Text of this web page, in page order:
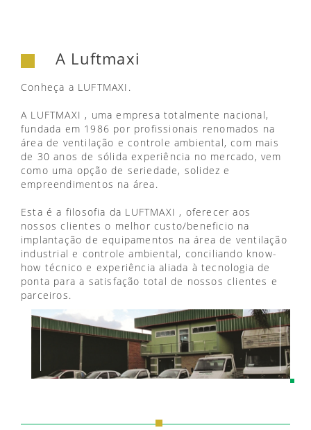
A Luftmaxi
Conheça a LUFTMAXI.
A LUFTMAXI , uma empresa totalmente nacional,
fundada em 1986 por profissionais renomados na
área de ventilação e controle ambiental, com mais
de 30 anos de sólida experiência no mercado, vem
como uma opção de seriedade, solidez e
empreendimentos na área.
Esta é a filosofia da LUFTMAXI , oferecer aos
nossos clientes o melhor custo/beneficio na
implantação de equipamentos na área de ventilação
industrial e controle ambiental, conciliando know-
how técnico e experiência aliada à tecnologia de
ponta para a satisfação total de nossos clientes e
parceiros.